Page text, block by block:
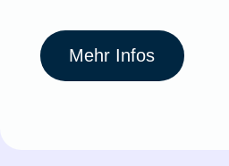
Mehr Infos